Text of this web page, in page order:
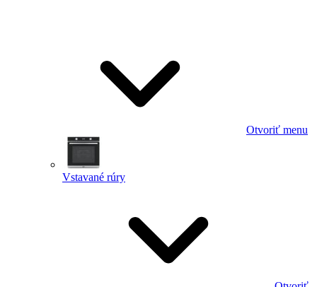
Otvoriť menu
Vstavané rúry